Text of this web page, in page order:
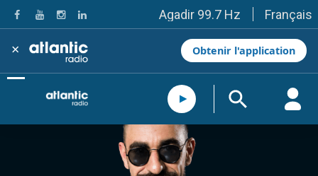
Agadir 99.7 Hz
Tanger 103.3 Hz
Tétouan 87.8 Hz
Fès 98.8 Hz
Meknès 97.2 Hz
El Jadida 97.3
Settat 104,6
Essaouira 96.6
Safi 92.3
Taza 103.0
Français
× Obtenir l'application